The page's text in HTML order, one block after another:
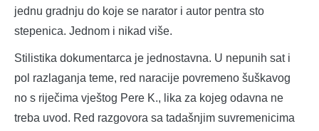
jednu gradnju do koje se narator i autor pentra sto
stepenica. Jednom i nikad više.
Stilistika dokumentarca je jednostavna. U nepunih sat i
pol razlaganja teme, red naracije povremeno šuškavog
no s riječima vještog Pere K., lika za kojeg odavna ne
treba uvod. Red razgovora sa tadašnjim suvremenicima